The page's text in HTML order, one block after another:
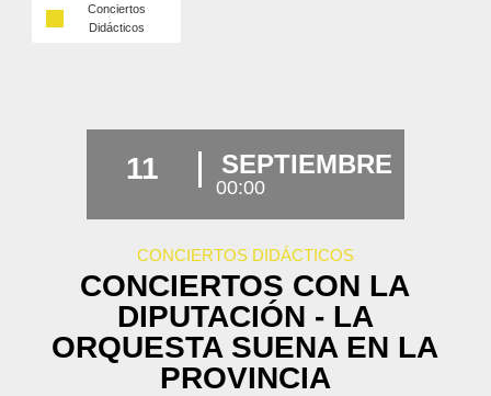
Conciertos
Didácticos
11 SEPTIEMBRE
00:00
CONCIERTOS DIDÁCTICOS
CONCIERTOS CON LA
DIPUTACIÓN - LA
ORQUESTA SUENA EN LA
PROVINCIA